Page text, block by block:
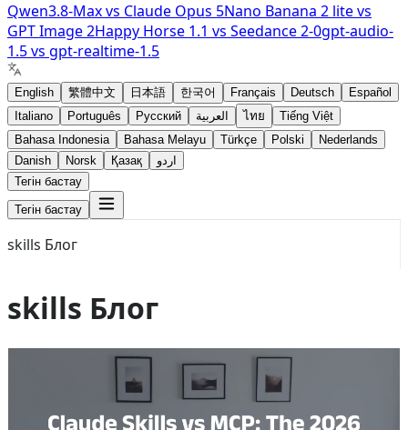
Qwen3.8-Maxvs Claude Opus 5Nano Banana 2 litevs
GPT Image 2Happy Horse 1.1 vs Seedance 2-0gpt-audio-
1.5vs gpt-realtime-1.5
English 繁體中文 日本語 한국어 Français Deutsch
Español
Italiano
Português Русский العربية ไทย
Tiếng Việt
Bahasa Indonesia
Bahasa Melayu Türkçe Polski
Nederlands
Danish
Norsk Қазақ
اردو
Тегін бастау
Тегін бастау
skills Блог
skills Блог